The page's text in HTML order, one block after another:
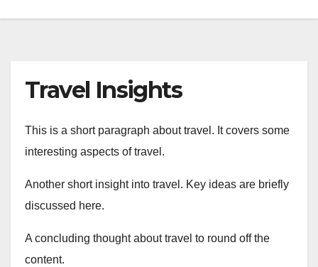
Travel Insights
This is a short paragraph about travel. It covers some
interesting aspects of travel.
Another short insight into travel. Key ideas are briefly
discussed here.
A concluding thought about travel to round off the
content.